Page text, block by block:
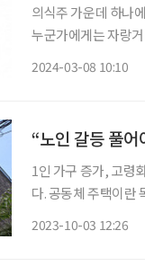
의식주 가운데 하나
누군가에게는 자랑
2024-03-08 10:10
“노인 갈등 풀
1인 가구 증가, 고령
다. 공동체 주택이란
2023-10-03 12:26